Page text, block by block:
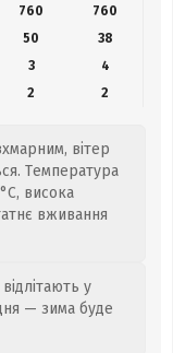
760 760
50 38
3
4
2 2
вітер
Температура
висока
вживання
у
— зима буде